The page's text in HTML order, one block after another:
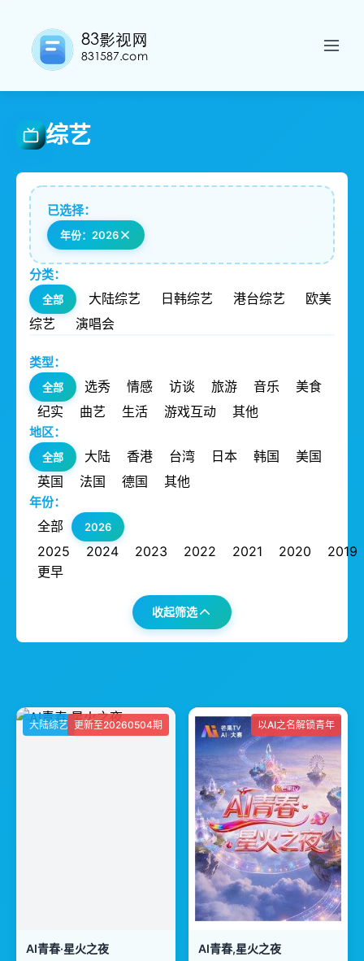
综艺
已选择：
年份：2026
分类：
全部 大陆综艺 日韩综艺 港台综艺
欧美
综艺
演唱会
类型：
全部 选秀 情感 访谈 旅游 音乐
美食
纪实
曲艺 生活 游戏互动 其他
地区：
全部 大陆 香港 台湾 日本 韩国
美国
英国
法国 德国 其他
年份：
全部 2026
2025 2024 2023 2022 2021 2020
2019
更早
收起筛选
大陆综艺 更新至20260504期
AI青春·星火之夜
以AI之名解锁青年
AI青春,星火之夜